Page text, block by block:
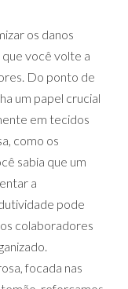
os danos
você volte a
Do ponto de
um papel crucial
em tecidos
como os
sabia que um
a
pode
colaboradores
focada nas